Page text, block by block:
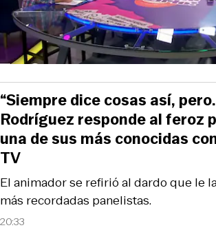
20:33
El animador se refirió al dardo que le
más recordadas panelistas.
“Siempre dice cosas así,
Rodríguez responde al feroz
una de sus más conocidas
TV